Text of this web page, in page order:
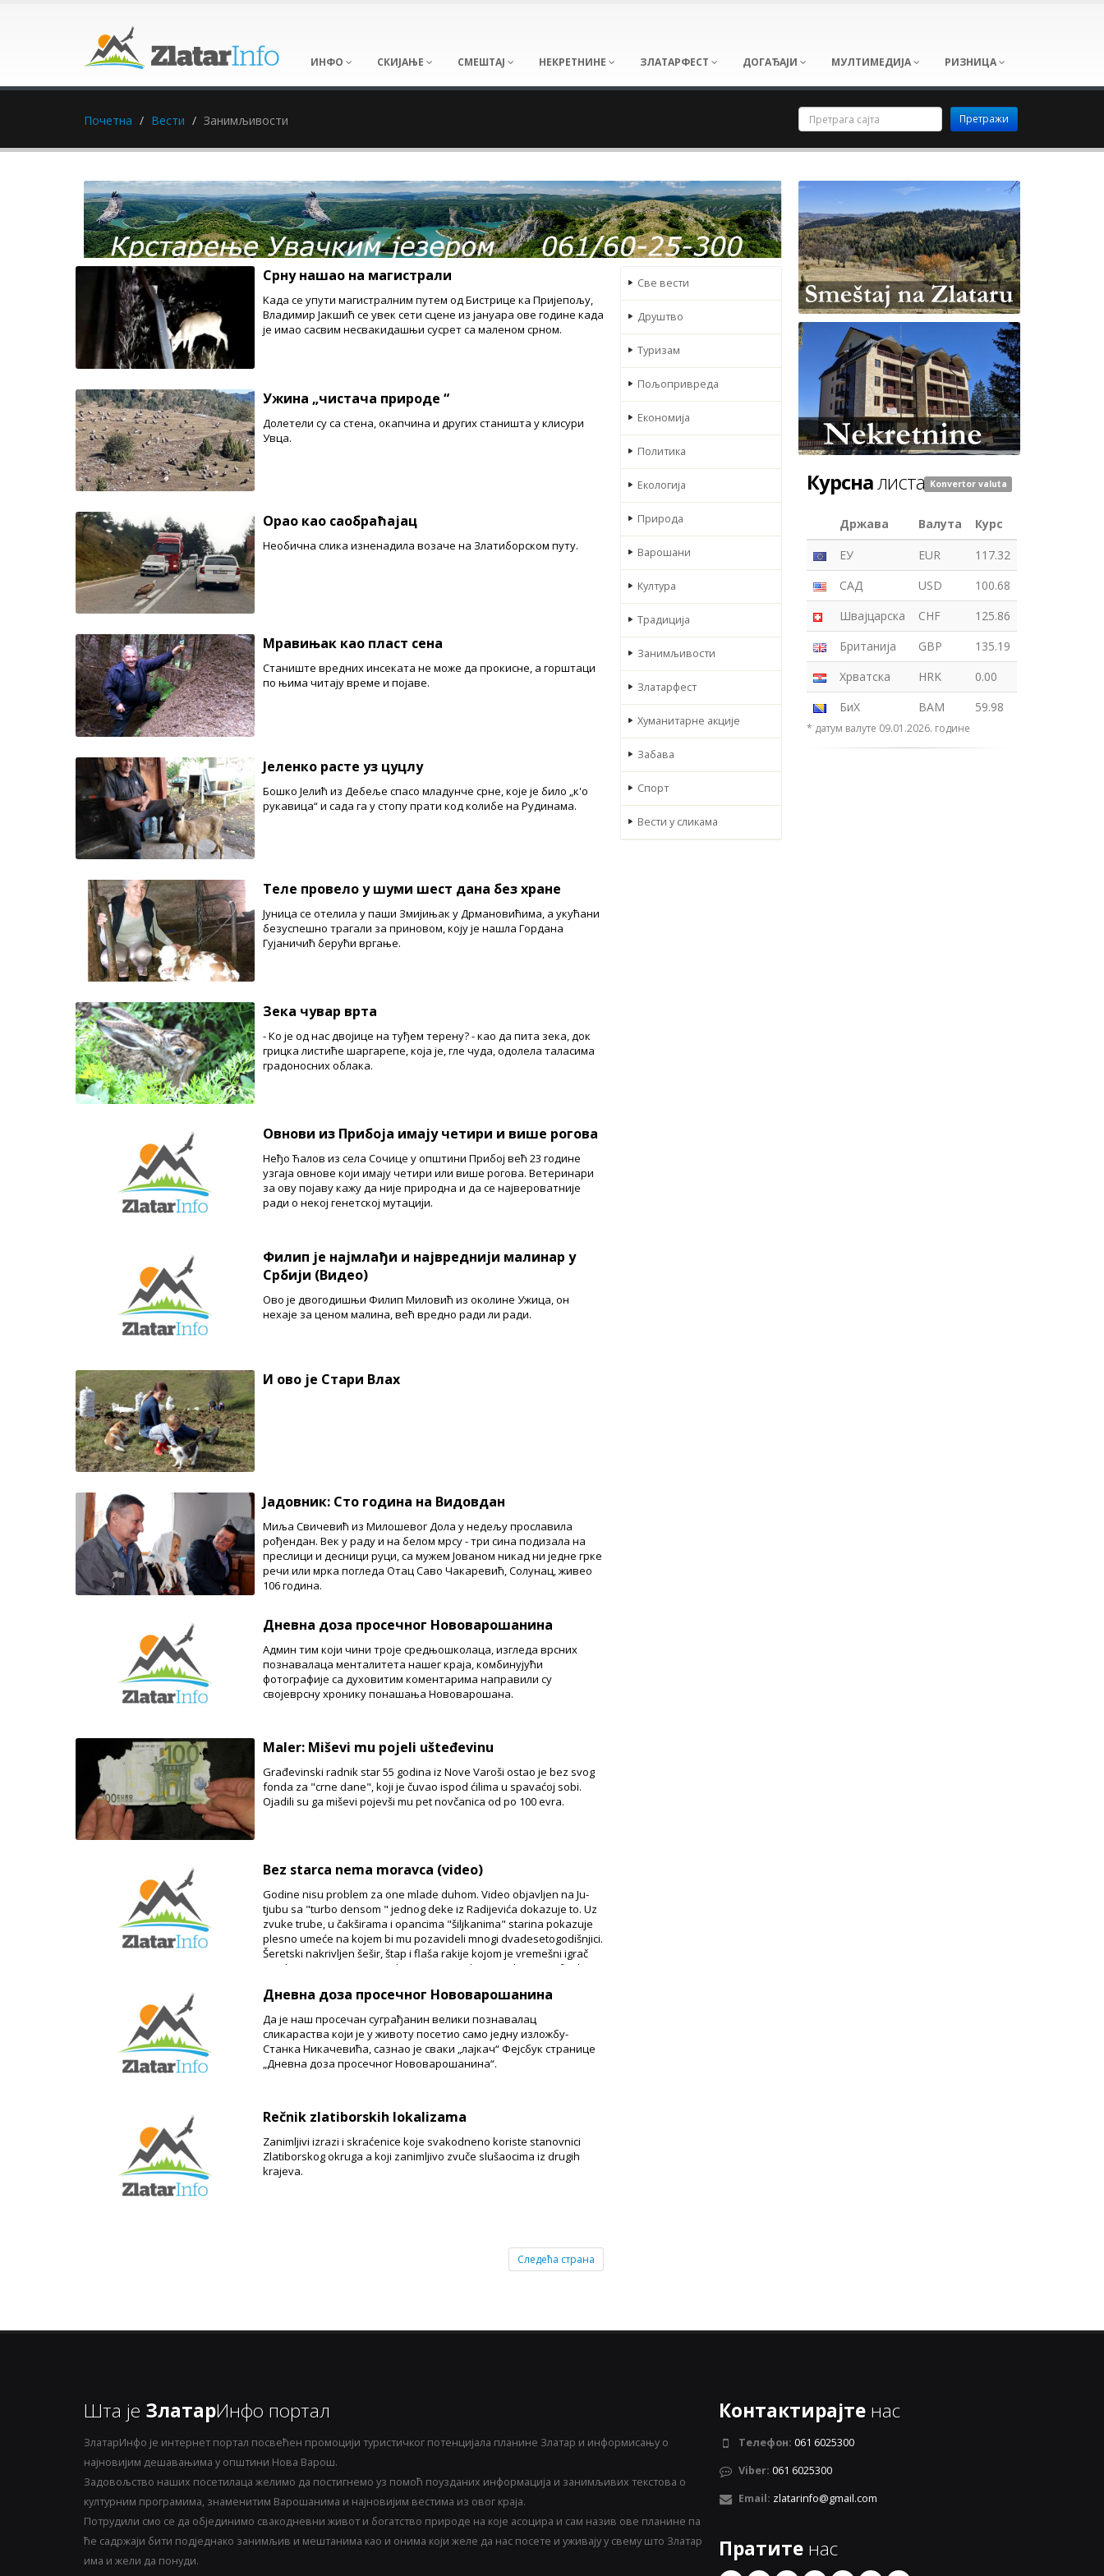
ИНФО СКИЈАЊЕ СМЕШТАЈ НЕКРЕТНИНЕ ЗЛАТАРФЕСТ ДОГАЂАЈИ МУЛТИМЕДИЈА РИЗНИЦА
Почетна Вести Занимљивости
Срну нашао на магистрали
Kада се упути магистралним путем од Бистрице ка Пријепољу,
Владимир Јакшић се увек сети сцене из јануара ове године када
је имао сасвим несвакидашњи сусрет са маленом срном.
Ужина „чистача природе “
Долетели су са стена, окапчина и других станишта у клисури
Увца.
Орао као саобраћајац
Необична слика изненадила возаче на Златиборском путу.
Мравињак као пласт сена
Станиште вредних инсеката не може да прокисне, а горштаци
по њима читају време и појаве.
Јеленко расте уз цуцлу
Бошко Јелић из Дебеље спасо младунче срне, које је било „к'о
рукавица“ и сада га у стопу прати код колибе на Рудинама.
Теле провело у шуми шест дана без хране
Јуница се отелила у паши Змијињак у Дрмановићима, а укућани
безуспешно трагали за приновом, коју је нашла Гордана
Гујаничић берући вргање.
Зека чувар врта
- Ко је од нас двојице на туђем терену? - као да пита зека, док
грицка листиће шаргарепе, која је, гле чуда, одолела таласима
градоносних облака.
Овнови из Прибоја имају четири и више рогова
Неђо Ћалов из села Сочице у општини Прибој већ 23 године
узгаја овнове који имају четири или више рогова. Ветеринари
за ову појаву кажу да није природна и да се највероватније
ради о некој генетској мутацији.
Филип је најмлађи и највреднији малинар у
Србији (Видео)
Ово је двогодишњи Филип Миловић из околине Ужица, он
нехаје за ценом малина, већ вредно ради ли ради.
И ово је Стари Влах
Јадовник: Сто година на Видовдан
Миља Свичевић из Милошевог Дола у недељу прославила
рођендан. Век у раду и на белом мрсу - три сина подизала на
преслици и десници руци, са мужем Јованом никад ни једне грке
речи или мрка погледа Отац Саво Чакаревић, Солунац, живео
106 година.
Дневна доза просечног Нововарошанина
Админ тим који чини троје средњошколаца, изгледа врсних
познавалаца менталитета нашег краја, комбинујући
фотографије са духовитим коментарима направили су
својеврсну хронику понашања Нововарошана.
Maler: Miševi mu pojeli ušteđevinu
Građevinski radnik star 55 godina iz Nove Varoši ostao je bez svog
fonda za "crne dane", koji je čuvao ispod ćilima u spavaćoj sobi.
Ojadili su ga miševi pojevši mu pet novčanica od po 100 evra.
Bez starca nema moravca (video)
Godine nisu problem za one mlade duhom. Video objavljen na Ju-
tjubu sa "turbo densom " jednog deke iz Radijevića dokazuje to. Uz
zvuke trube, u čakširama i opancima "šiljkanima" starina pokazuje
plesno umeće na kojem bi mu pozavideli mnogi dvadesetogodišnjici.
Šeretski nakrivljen šešir, štap i flaša rakije kojom je vremešni igrač
"podmazivao" svoje stare kosti, upotpunili su ovu koreografiju koju
Дневна доза просечног Нововарошанина
Да је наш просечан суграђанин велики познавалац
сликараства који је у животу посетио само једну изложбу-
Станка Никачевића, сазнао је сваки „лајкач“ Фејсбук странице
„Дневна доза просечног Нововарошанина“.
Rečnik zlatiborskih lokalizama
Zanimljivi izrazi i skraćenice koje svakodneno koriste stanovnici
Zlatiborskog okruga a koji zanimljivo zvuče slušaocima iz drugih
krajeva.
Следећа страна
Све вести
Друштво
Туризам
Пољопривреда
Економија
Политика
Екологија
Природа
Варошани
Култура
Традиција
Занимљивости
Златарфест
Хуманитарне акције
Забава
Спорт
Вести у сликама
Курсналиста Konvertor valuta
Држава Валута
Курс
ЕУ
EUR
117.32
САД
USD
100.68
Швајцарска
CHF
125.86
Британија
GBP
135.19
Хрватска
HRK
0.00
БиХ
BAM 59.98
* датум валуте 09.01.2026. године
Шта је ЗлатарИнфо портал
ЗлатарИнфо је интернет портал посвећен промоцији туристичког потенцијала планине Златар и информисању о
најновијим дешавањима у општини Нова Варош.
Задовољство наших посетилаца желимо да постигнемо уз помоћ поузданих информација и занимљивих текстова о
културним програмима, знаменитим Варошанима и најновијим вестима из овог краја.
Потрудили смо се да објединимо свакодневни живот и богатство природе на које асоцира и сам назив ове планине па
ће садржаји бити подједнако занимљив и мештанима као и онима који желе да нас посете и уживају у свему што Златар
има и жели да понуди.
Контактирајте нас
Телефон: 061 6025300
Viber: 061 6025300
Email: zlatarinfo@gmail.com
Пратите нас